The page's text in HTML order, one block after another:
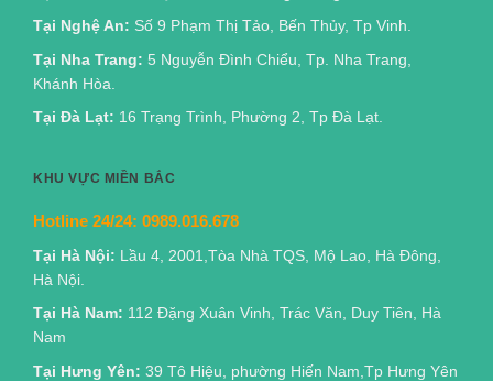
Tại Nghệ An: Số 9 Phạm Thị Tảo, Bến Thủy, Tp Vinh.
Tại Nha Trang: 5 Nguyễn Đình Chiểu, Tp. Nha Trang,
Khánh Hòa.
Tại Đà Lạt: 16 Trạng Trình, Phường 2, Tp Đà Lạt.
KHU VỰC MIỀN BẮC
Hotline 24/24: 0989.016.678
Tại Hà Nội: Lầu 4, 2001,Tòa Nhà TQS, Mộ Lao, Hà Đông,
Hà Nội.
Tại Hà Nam: 112 Đặng Xuân Vinh, Trác Văn, Duy Tiên, Hà
Nam
Tại Hưng Yên: 39 Tô Hiệu, phường Hiến Nam,Tp Hưng Yên